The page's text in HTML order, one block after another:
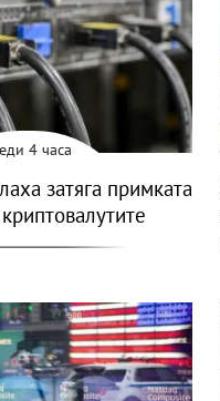
4 часа
затяга примката